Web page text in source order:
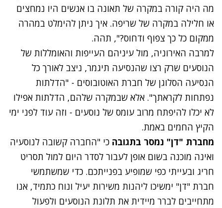
מה היה קורה במקרה של תאונה בו אנשים היו נמחצים
או חלילה במקרה של שריפה. איך ניתן להימלט במהרה
ממקום כל כך צפוף ודחוס?", תהה.
למרבה האירוניה, מול עיניהם העייפות והאומללות של
הנוסעים שרק רצו שהנסיעה תיגמר, ניצב לאורך כל
הנסיעה הסלוגן של חברת האוטובוסים - "הדלתות
נפתחות לקראתך". אלא שבמקרה שלהם, הדלתות אפילו
לא יכלו להיפתח מרוב עומס של נוסעים - וזה עוד לפני ימי
הקיץ החמים באמת.
מחברת "דן" נמסר בתגובה כי "החברה קשובה לנוסעיה
ואינה מוכנה בשום אופן לעבור לסדר היום למול תסריט
חריג ובעייתי כפי שמופיע בפנייתכם. כדי שמשתמשי
חברת "דן" ימשיכו ליהנות משירות יעיל ונוח כתמיד, אנו
מתחייבים לברר מיידית את תלונת הנוסעים ולפעול